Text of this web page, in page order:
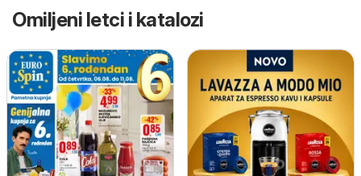
Omiljeni letci i katalozi